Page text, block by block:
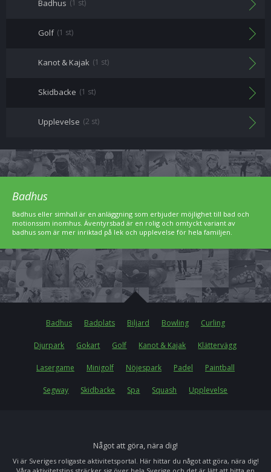
Badhus (1 st)
Golf (1 st)
Kanot & Kajak (1 st)
Skidbacke (1 st)
Upplevelse (2 st)
Badhus
Badhus eller simhall är en anläggning som erbjuder möjlighet till bad och
motionssim inomhus. Äventyrsbad är en rolig och omtyckt variant av
badhus som är mer inriktad på lek och upplevelse för hela familjen.
Badhus Badplats Biljard Bowling Curling
Djurpark Gokart Golf Kanot & Kajak Klättervägg
Lasergame Minigolf Nöjespark Padel Paintball
Segway Skidbacke Spa Squash Upplevelse
Något att göra, nära dig!
Vi är Sveriges roligaste aktivitetsportal. Här hittar du något att göra, nära dig!